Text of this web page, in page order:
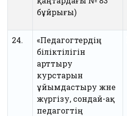
бұйрығы)
24.
«Педагогтердің
біліктілігін
арттыру
курстарын
ұйымдастыру және
жүргізу, сондай-ақ
педагогтің